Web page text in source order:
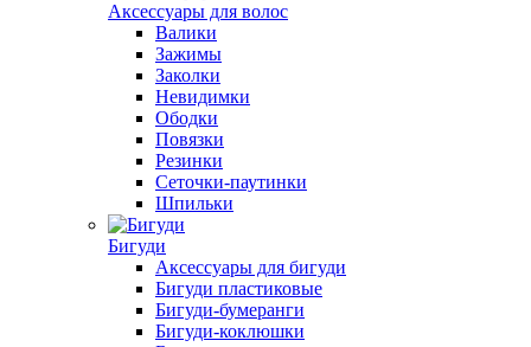
Аксессуары для волос
Валики
Зажимы
Заколки
Невидимки
Ободки
Повязки
Резинки
Сеточки-паутинки
Шпильки
Бигуди
Аксессуары для бигуди
Бигуди пластиковые
Бигуди-бумеранги
Бигуди-коклюшки